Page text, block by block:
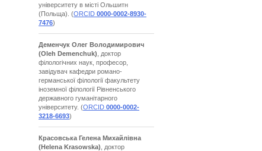
університету в місті Ольшитн
(Польща). (ORCID 0000-0002-8930-
7476)
Деменчук Олег Володимирович
(Oleh Demenchuk) , доктор
філологічних наук, професор,
завідувач кафедри романо-
германської філології факультету
іноземної філології Рівненського
державного гуманітарного
університету. (ORCID 0000-0002-
3218-6693)
Красовська Гелена Михайлівна
(Helena Krasowska) , доктор